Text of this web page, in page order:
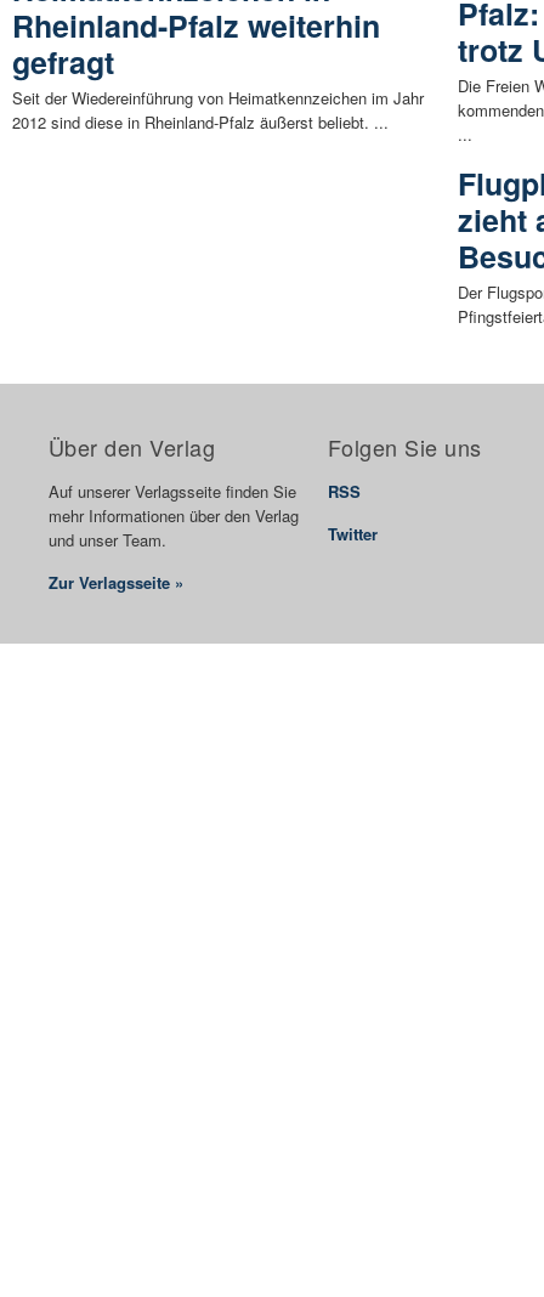
Rheinland-Pfalz weiterhin
gefragt
Seit der Wiedereinführung von Heimatkennzeichen im Jahr
2012 sind diese in Rheinland-Pfalz äußerst beliebt. ...
trotz
Die Freien
...
zieht
Der
Über den Verlag
Auf unserer Verlagsseite finden Sie
mehr Informationen über den Verlag
und unser Team.
Zur Verlagsseite »
Folgen Sie uns
RSS
Twitter